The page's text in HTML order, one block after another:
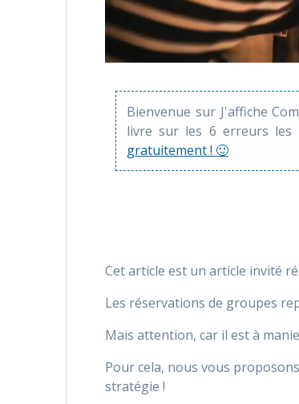
Bienvenue sur J'affiche
livre sur les 6 erreurs
gratuitement ! 🙂
Cet article est un article invité
Les réservations de groupes
Mais attention, car il est à
Pour cela, nous vous
stratégie !